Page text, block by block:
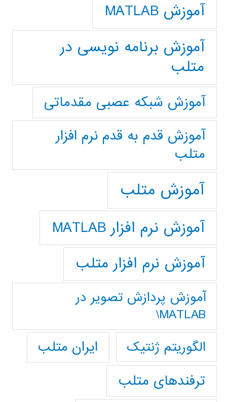
آموزش MATLAB
آموزش برنامه نویسی در
متلب
آموزش شبکه عصبی مقدماتی
آموزش قدم به قدم نرم افزار
متلب
آموزش متلب
آموزش نرم افزار MATLAB
آموزش نرم افزار متلب
آموزش پردازش تصوير در
MATLAB\
الگوریتم ژنتیک
ایران متلب
ترفندهای متلب